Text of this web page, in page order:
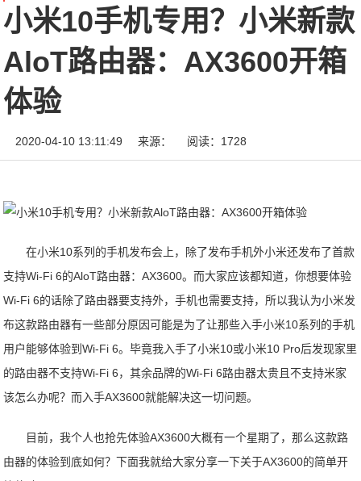
小米10手机专用？小米新款
AloT路由器：AX3600开箱
体验
2020-04-10 13:11:49 来源： 阅读：1728
在小米10系列的手机发布会上，除了发布手机外小米还发布了首款
支持Wi-Fi 6的AloT路由器：AX3600。而大家应该都知道，你想要体验
Wi-Fi 6的话除了路由器要支持外，手机也需要支持，所以我认为小米发
布这款路由器有一些部分原因可能是为了让那些入手小米10系列的手机
用户能够体验到Wi-Fi 6。毕竟我入手了小米10或小米10 Pro后发现家里
的路由器不支持Wi-Fi 6，其余品牌的Wi-Fi 6路由器太贵且不支持米家
该怎么办呢？而入手AX3600就能解决这一切问题。
目前，我个人也抢先体验AX3600大概有一个星期了，那么这款路
由器的体验到底如何？下面我就给大家分享一下关于AX3600的简单开